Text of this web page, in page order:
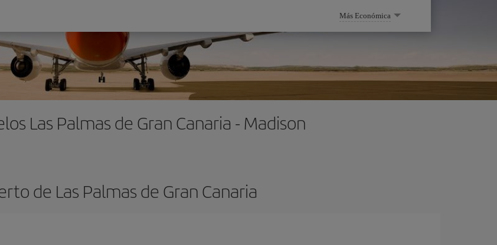
Más Económica
Las Palmas de Gran Canaria - Madison
de Las Palmas de Gran Canaria